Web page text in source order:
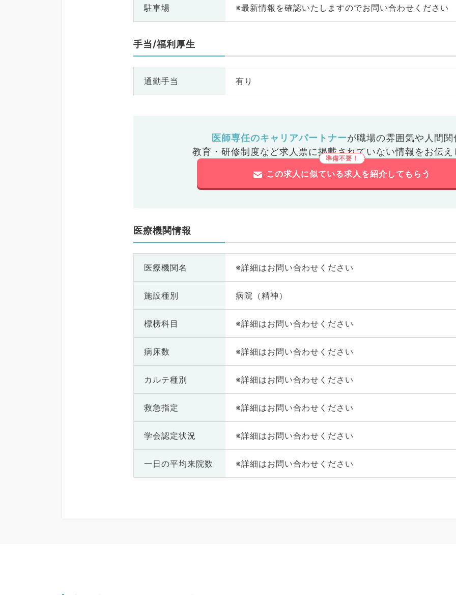
駐車場 ※最新情報を確認いたしますのでお問い合わせください
手当/福利厚生
通勤手当 有り
医師専任のキャリアパートナーが職場の雰囲気や人間関
教育・研修制度など求人票に掲載されていない情報をお伝え
この求人に似ている求人を紹介してもらう
医療機関情報
医療機関名 ※詳細はお問い合わせください
施設種別 病院（精神）
標榜科目 ※詳細はお問い合わせください
病床数 ※詳細はお問い合わせください
カルテ種別 ※詳細はお問い合わせください
救急指定 ※詳細はお問い合わせください
学会認定状況 ※詳細はお問い合わせください
一日の平均来院数 ※詳細はお問い合わせください